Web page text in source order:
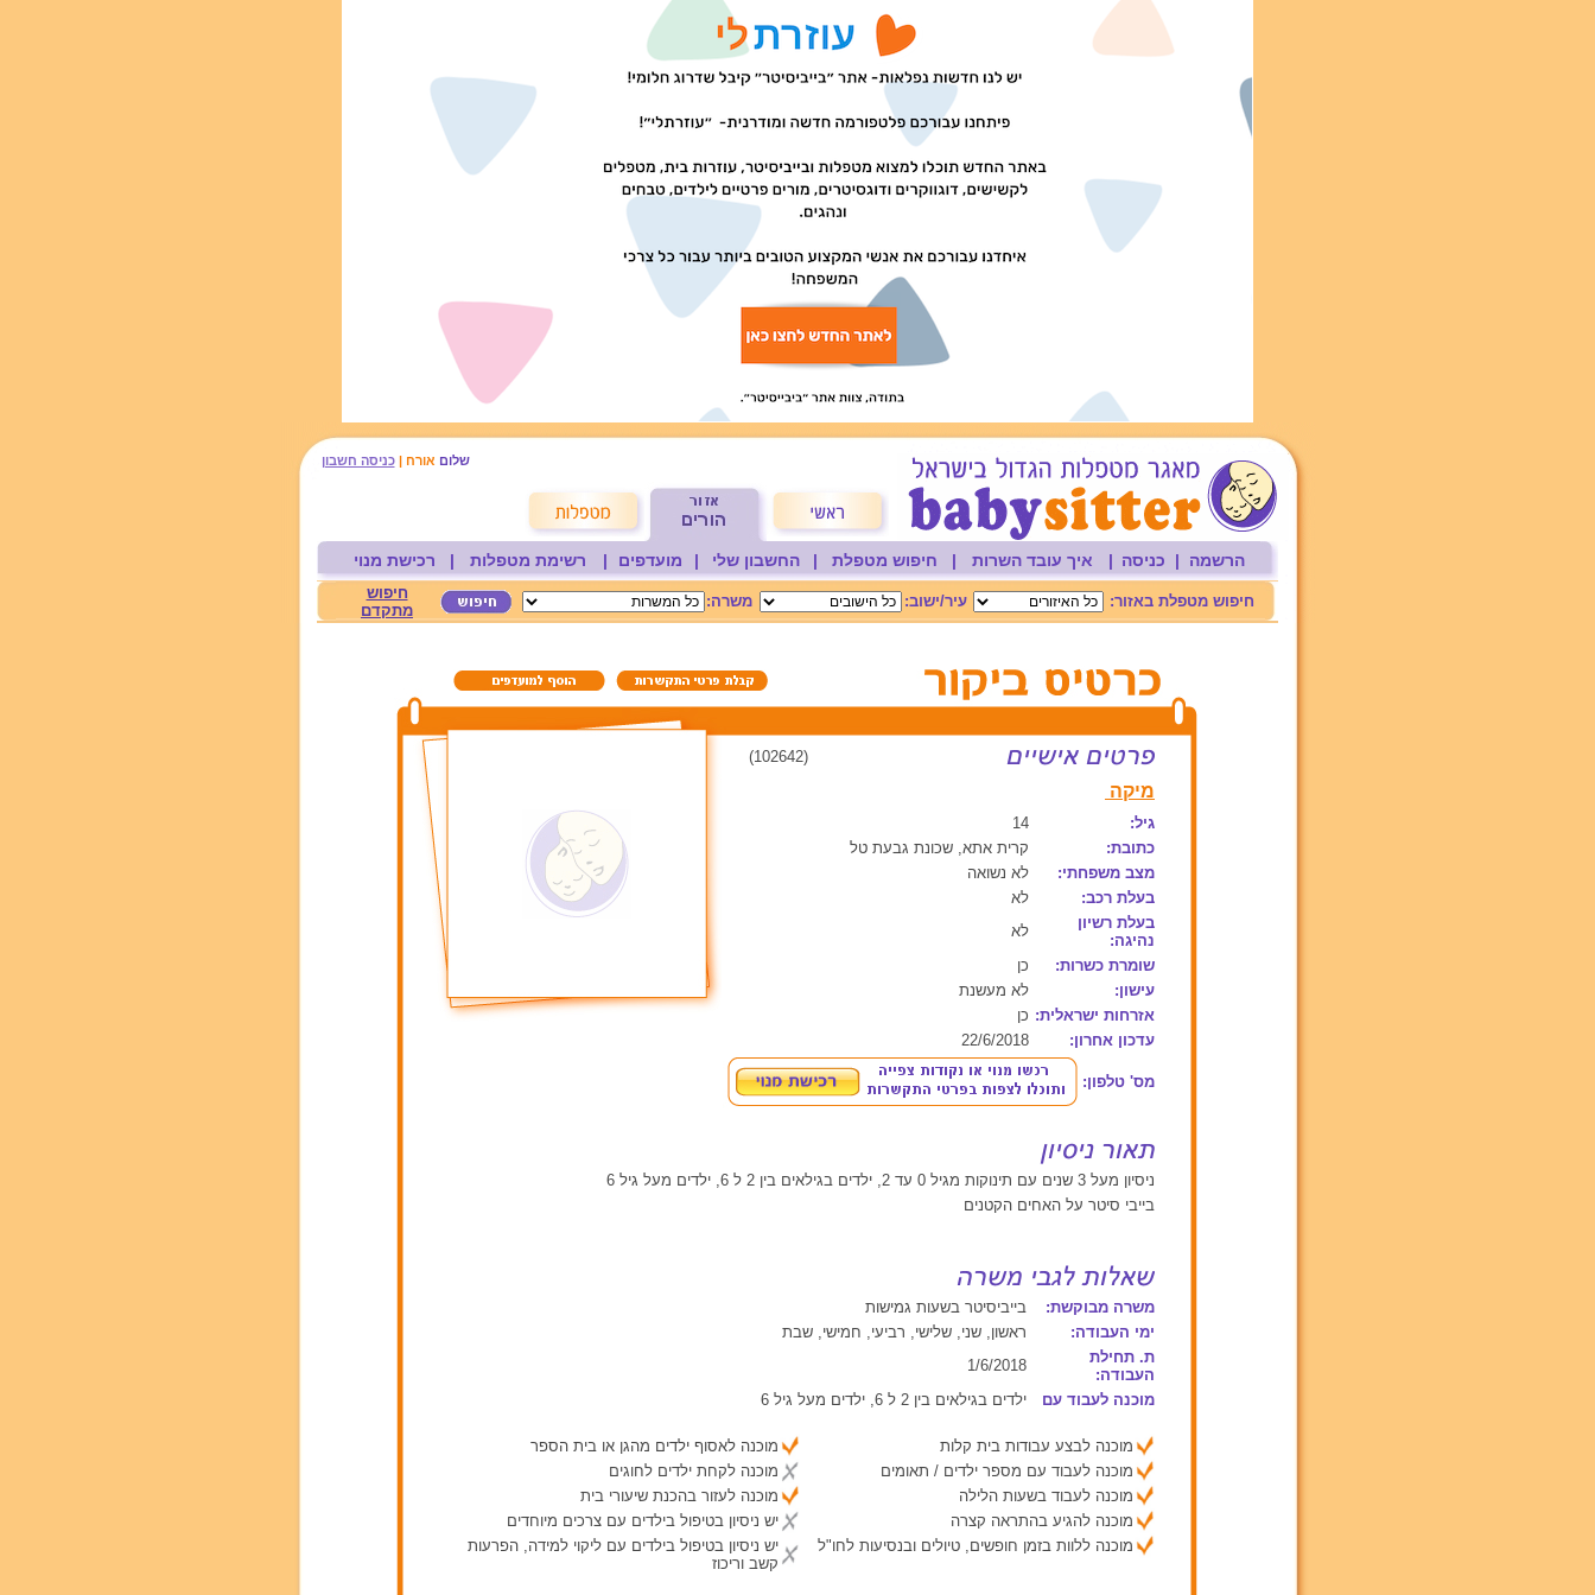
שלום אורח |כניסה חשבון
הרשמה | כניסה | איך עובד השרות | חיפוש מטפלת | החשבון שלי | מועדפים | רשימת מטפלות | רכישת מנוי
חיפוש מטפלת באזור: עיר/ישוב: משרה:
חיפוש
מתקדם
(102642)
מיקה
גיל:
14
כתובת:
קרית אתא, שכונת גבעת טל
מצב משפחתי:
לא נשואה
בעלת רכב:
לא
בעלת רשיון
נהיגה:
לא
שומרת כשרות:
כן
עישון:
לא מעשנת
אזרחות ישראלית: כן
עדכון אחרון:
22/6/2018
מס' טלפון:
ניסיון מעל 3 שנים עם תינוקות מגיל 0 עד 2, ילדים בגילאים בין 2 ל 6, ילדים מעל גיל 6
בייבי סיטר על האחים הקטנים
משרה מבוקשת:
בייביסיטר בשעות גמישות
ימי העבודה:
ראשון, שני, שלישי, רביעי, חמישי, שבת
ת. תחילת
העבודה:
1/6/2018
מוכנה לעבוד עם
ילדים בגילאים בין 2 ל 6, ילדים מעל גיל 6
מוכנה לבצע עבודות בית קלות
מוכנה לעבוד עם מספר ילדים / תאומים
מוכנה לעבוד בשעות הלילה
מוכנה להגיע בהתראה קצרה
מוכנה ללוות בזמן חופשים, טיולים ובנסיעות לחו"ל
מוכנה לאסוף ילדים מהגן או בית הספר
מוכנה לקחת ילדים לחוגים
מוכנה לעזור בהכנת שיעורי בית
יש ניסיון בטיפול בילדים עם צרכים מיוחדים
יש ניסיון בטיפול בילדים עם ליקוי למידה, הפרעות
קשב וריכוז